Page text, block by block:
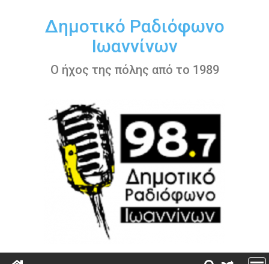
περιεχόμενοΔημοτικό Ραδιόφωνο
Ιωαννίνων
Ο ήχος της πόλης από το 1989